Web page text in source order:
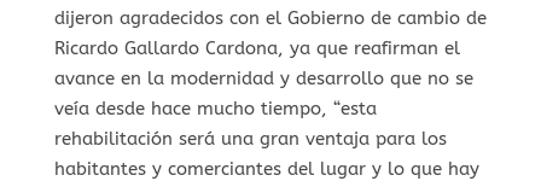
dijeron agradecidos con el Gobierno de cambio de
Ricardo Gallardo Cardona, ya que reafirman el
avance en la modernidad y desarrollo que no se
veía desde hace mucho tiempo, “esta
rehabilitación será una gran ventaja para los
habitantes y comerciantes del lugar y lo que hay